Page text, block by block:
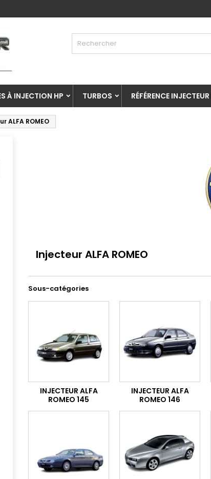
À INJECTION HP TURBOS RÉFÉRENCE
ALFA ROMEO
Injecteur ALFA ROMEO
Sous-catégories
INJECTEUR ALFA
ROMEO 145
INJECTEUR ALFA
ROMEO 146